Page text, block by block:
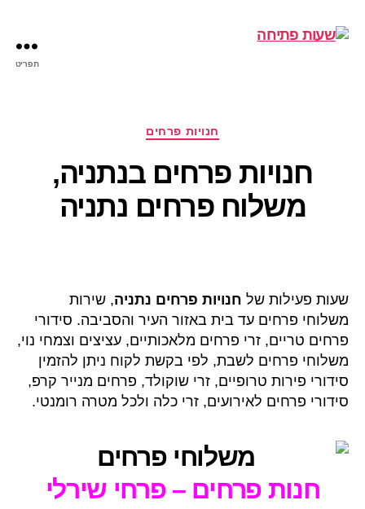
תפריט
קטגוריות
חנויות פרחים
חנויות פרחים בנתניה,
משלוח פרחים נתניה
שעות פעילות של חנויות פרחים נתניה, שירות
משלוחי פרחים עד בית באזור העיר והסביבה. סידורי
פרחים טריים, זרי פרחים מלאכותיים, עציצים וצמחי נוי,
משלוחי פרחים לשבת, לפי בקשת לקוח ניתן להזמין
סידורי פירות טרופיים, זרי שוקולד, פרחים מנייר קרפ,
סידורי פרחים לאירועים, זרי כלה ולכל מטרה רומנטי.
חנות פרחים – פרחי שירלי